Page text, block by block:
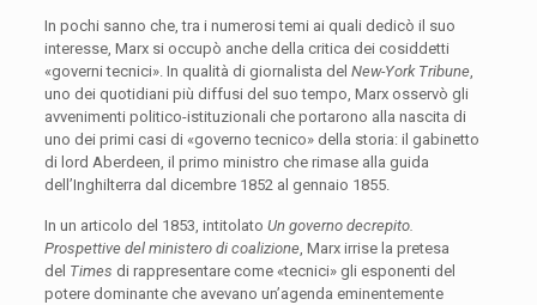
In pochi sanno che, tra i numerosi temi ai quali dedicò il suo
interesse, Marx si occupò anche della critica dei cosiddetti
«governi tecnici». In qualità di giornalista del New-York Tribune,
uno dei quotidiani più diffusi del suo tempo, Marx osservò gli
avvenimenti politico-istituzionali che portarono alla nascita di
uno dei primi casi di «governo tecnico» della storia: il gabinetto
di lord Aberdeen, il primo ministro che rimase alla guida
dell’Inghilterra dal dicembre 1852 al gennaio 1855.
In un articolo del 1853, intitolato Un governo decrepito.
Prospettive del ministero di coalizione, Marx irrise la pretesa
del Times di rappresentare come «tecnici» gli esponenti del
potere dominante che avevano un’agenda eminentemente